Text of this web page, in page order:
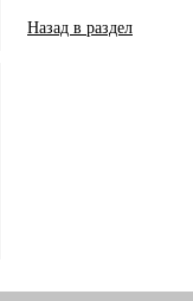
Назад в раздел